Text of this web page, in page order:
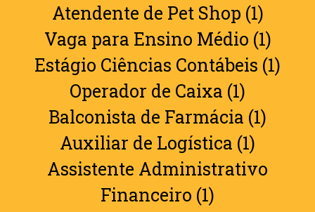
Atendente de Pet Shop (1)
Vaga para Ensino Médio (1)
Estágio Ciências Contábeis (1)
Operador de Caixa (1)
Balconista de Farmácia (1)
Auxiliar de Logística (1)
Assistente Administrativo
Financeiro (1)